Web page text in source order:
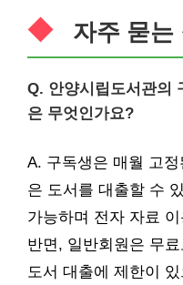
자주 묻는
Q. 안양시립도서관의
은 무엇인가요?
A. 구독생은 매월 고
은 도서를 대출할 수
가능하며 전자 자료
반면, 일반회원은 무
도서 대출에 제한이